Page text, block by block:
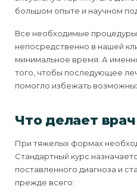
большом опыте и научном
Все необходимые
непосредственно в нашей
минимальное время. А
того, чтобы последующее
помогло избежать
Что делает врач
При тяжелых формах
Стандартный курс
поставленного диагноза и
прежде всего: